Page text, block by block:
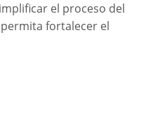
el proceso del
fortalecer el